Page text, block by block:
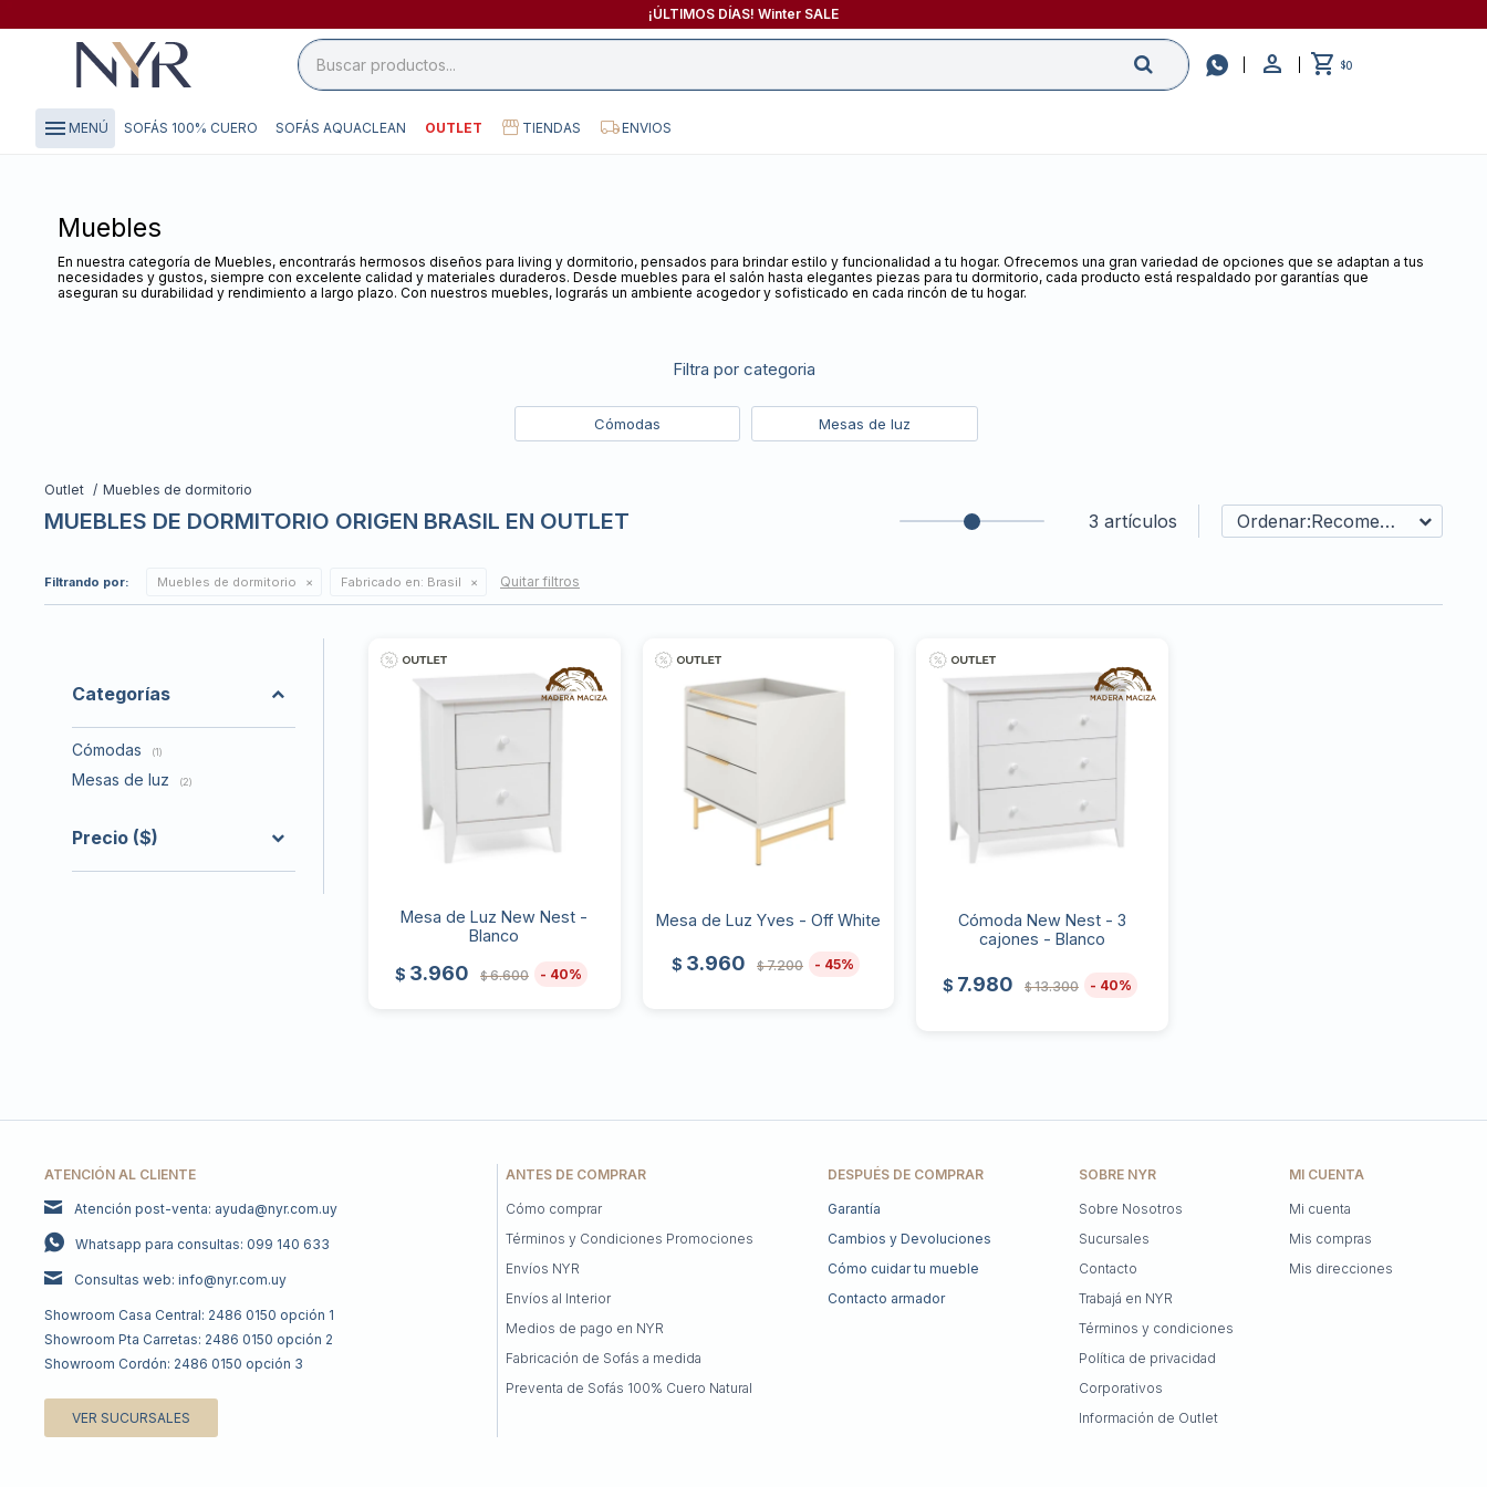
¡ÚLTIMOS DÍAS! Winter SALE
 $0
menu MENÚ SOFÁS 100% CUERO SOFÁS AQUACLEAN OUTLET TIENDAS ENVIOS
Muebles
En nuestra categoría de Muebles, encontrarás hermosos diseños para living y dormitorio, pensados para brindar estilo y funcionalidad a tu hogar. Ofrecemos una gran variedad de opciones que se adaptan a tus
necesidades y gustos, siempre con excelente calidad y materiales duraderos. Desde muebles para el salón hasta elegantes piezas para tu dormitorio, cada producto está respaldado por garantías que
aseguran su durabilidad y rendimiento a largo plazo. Con nuestros muebles, lograrás un ambiente acogedor y sofisticado en cada rincón de tu hogar.
Filtra por categoria
Cómodas Mesas de luz
Outlet Muebles de dormitorio
MUEBLES DE DORMITORIO ORIGEN BRASIL EN OUTLET 3 artículos Recomendados
Filtrando por: Muebles de dormitorio Fabricado en: Brasil Quitar filtros
Mesa de Luz New Nest -
Blanco
$ 3.960 $ 6.600 40
Mesa de Luz Yves - Off White
$ 3.960 $ 7.200 45
Cómoda New Nest - 3
cajones - Blanco
$ 7.980 $ 13.300 40
Categorías
Cómodas (1)
Mesas de luz (2)
Precio ($)
ATENCIÓN AL CLIENTE
Atención post-venta: ayuda@nyr.com.uy
Whatsapp para consultas: 099 140 633
Consultas web: info@nyr.com.uy
Showroom Casa Central: 2486 0150 opción 1
Showroom Pta Carretas: 2486 0150 opción 2
Showroom Cordón: 2486 0150 opción 3
VER SUCURSALES
DESPUÉS DE COMPRAR
Garantía
Cambios y Devoluciones
Cómo cuidar tu mueble
Contacto armador
SOBRE NYR
Sobre Nosotros
Sucursales
Contacto
Trabajá en NYR
Términos y condiciones
Política de privacidad
Corporativos
Información de Outlet
ANTES DE COMPRAR
Cómo comprar
Términos y Condiciones Promociones
Envíos NYR
Envíos al Interior
Medios de pago en NYR
Fabricación de Sofás a medida
Preventa de Sofás 100% Cuero Natural
MI CUENTA
Mi cuenta
Mis compras
Mis direcciones
close